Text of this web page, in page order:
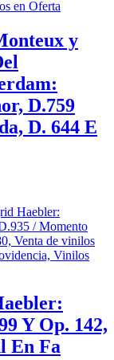
y
D.759
D. 644 E
Y Op. 142,
En Fa